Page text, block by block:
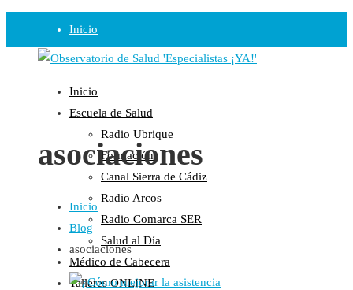
Inicio
Observatorio
Opinión
Radio
Guadalinfo Salud
Radio Guadalete
COPE Pontevedra
Salud en Radio Ubrique
Salud en Verano
Plataforma
Inicio
Escuela de Salud
Radio Ubrique
Formación
Canal Sierra de Cádiz
Radio Arcos
Radio Comarca SER
Salud al Día
Médico de Cabecera
Talleres ONLINE
asociaciones
Inicio
Blog
asociaciones